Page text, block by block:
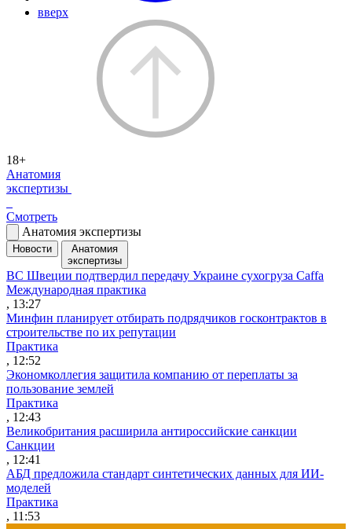
вверх
18+
Анатомия
экспертизы
Смотреть
Анатомия экспертизы
Новости
Анатомия
экспертизы
ВС Швеции подтвердил передачу Украине сухогруза Caffa
Международная практика
, 13:27
Минфин планирует отбирать подрядчиков госконтрактов в
строительстве по их репутации
Практика
, 12:52
Экономколлегия защитила компанию от переплаты за
пользование землей
Практика
, 12:43
Великобритания расширила антироссийские санкции
Санкции
, 12:41
АБД предложила стандарт синтетических данных для ИИ-
моделей
Практика
, 11:53